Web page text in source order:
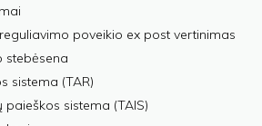
poveikio ex post vertinimas
stebėsena
sistema (TAR)
sistema (TAIS)